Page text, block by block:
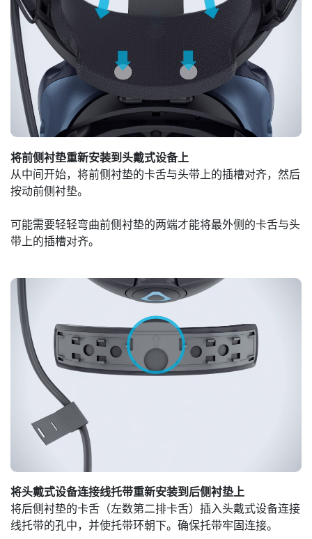
将前侧衬垫重新安装到头戴式设备上
从中间开始，将前侧衬垫的卡舌与头带上的插槽对齐，然后
按动前侧衬垫。
可能需要轻轻弯曲前侧衬垫的两端才能将最外侧的卡舌与头
带上的插槽对齐。
将头戴式设备连接线托带重新安装到后侧衬垫上
将后侧衬垫的卡舌（左数第二排卡舌）插入头戴式设备连接
线托带的孔中，并使托带环朝下。确保托带牢固连接。